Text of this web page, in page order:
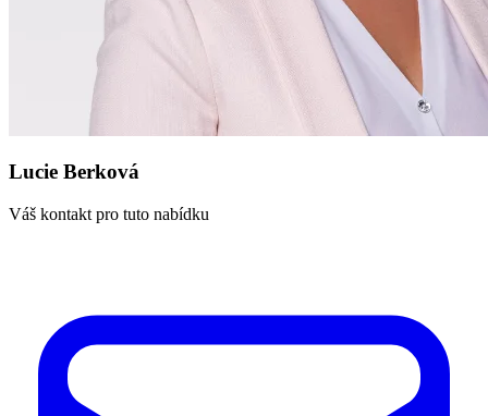
Lucie Berková
Váš kontakt pro tuto nabídku